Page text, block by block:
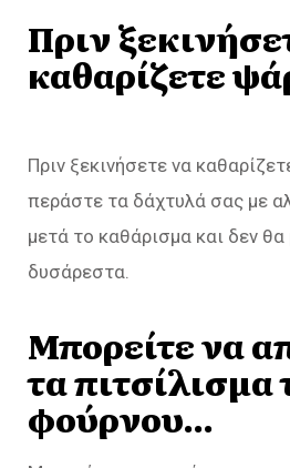
Πριν
καθαρίζετε
Πριν ξεκινήσετε να
περάστε τα δάχτυλά σας με
μετά το καθάρισμα και δεν θα
δυσάρεστα.
Μπορείτε να
τα πιτσίλισμα
φούρνου…